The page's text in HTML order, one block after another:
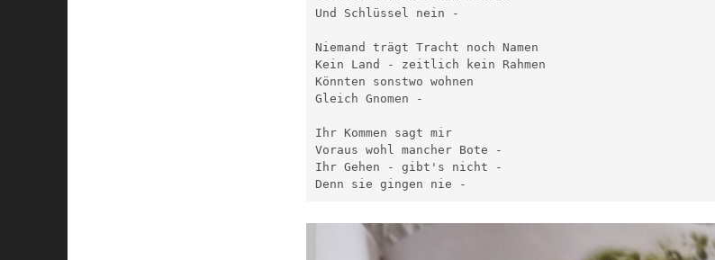
Und Schlüssel nein -
Niemand trägt Tracht noch Namen
Kein Land - zeitlich kein Rahmen
Könnten sonstwo wohnen
Gleich Gnomen -
Ihr Kommen sagt mir
Voraus wohl mancher Bote -
Ihr Gehen - gibt's nicht -
Denn sie gingen nie -